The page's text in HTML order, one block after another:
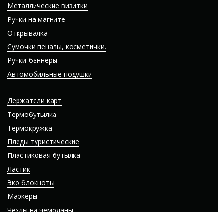
Металлические визитки
Ручки на магните
Открывалка
Сумочки пеналы, косметички.
Ручки-баннеры
Автомобильные подушки
Держатели карт
Термобутылка
Термокружка
Пледы туристические
Пластиковая бутылка
Ластик
Эко блокноты
Маркеры
Чехлы на чемоданы